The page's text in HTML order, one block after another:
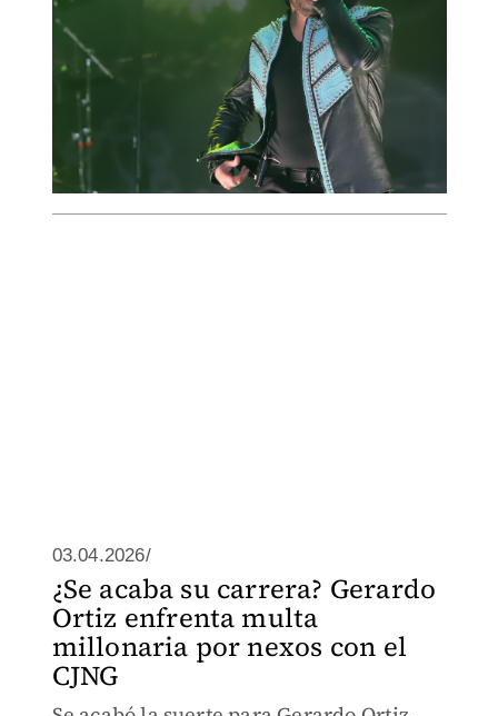
03.04.2026/
¿Se acaba su carrera? Gerardo
Ortiz enfrenta multa
millonaria por nexos con el
CJNG